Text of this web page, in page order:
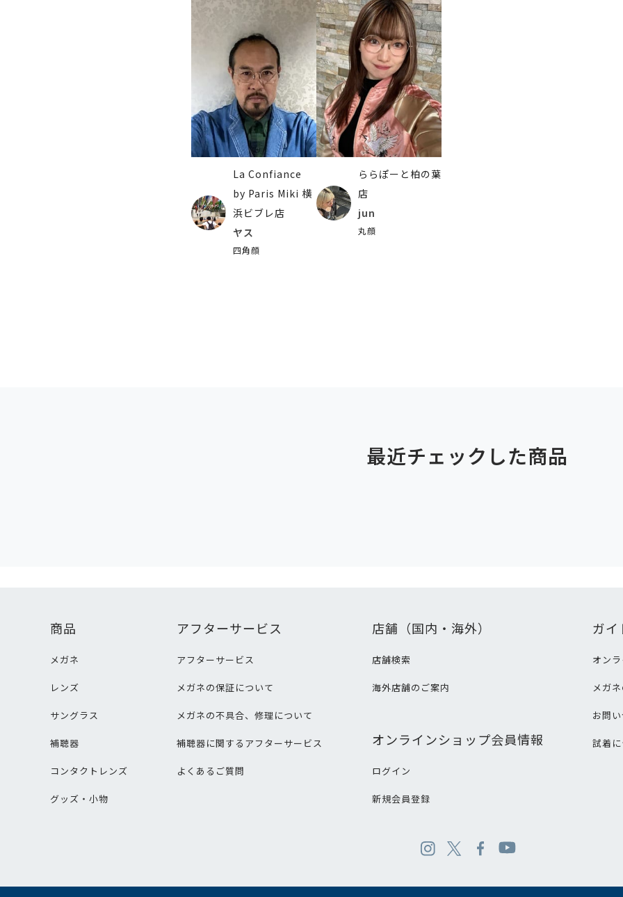
La Confiance
by Paris Miki 横
浜ビブレ店
ヤス
四角顔
ららぽーと柏の葉
店
jun
丸顔
最近チェックした商品
商品
メガネ
レンズ
サングラス
補聴器
コンタクトレンズ
グッズ・小物
アフターサービス
アフターサービス
メガネの保証について
メガネの不具合、修理について
補聴器に関するアフターサービス
よくあるご質問
店舗（国内・海外）
店舗検索
海外店舗のご案内
オンラインショップ会員情報
ログイン
新規会員登録
ガイ
オン
メガ
お問
試着